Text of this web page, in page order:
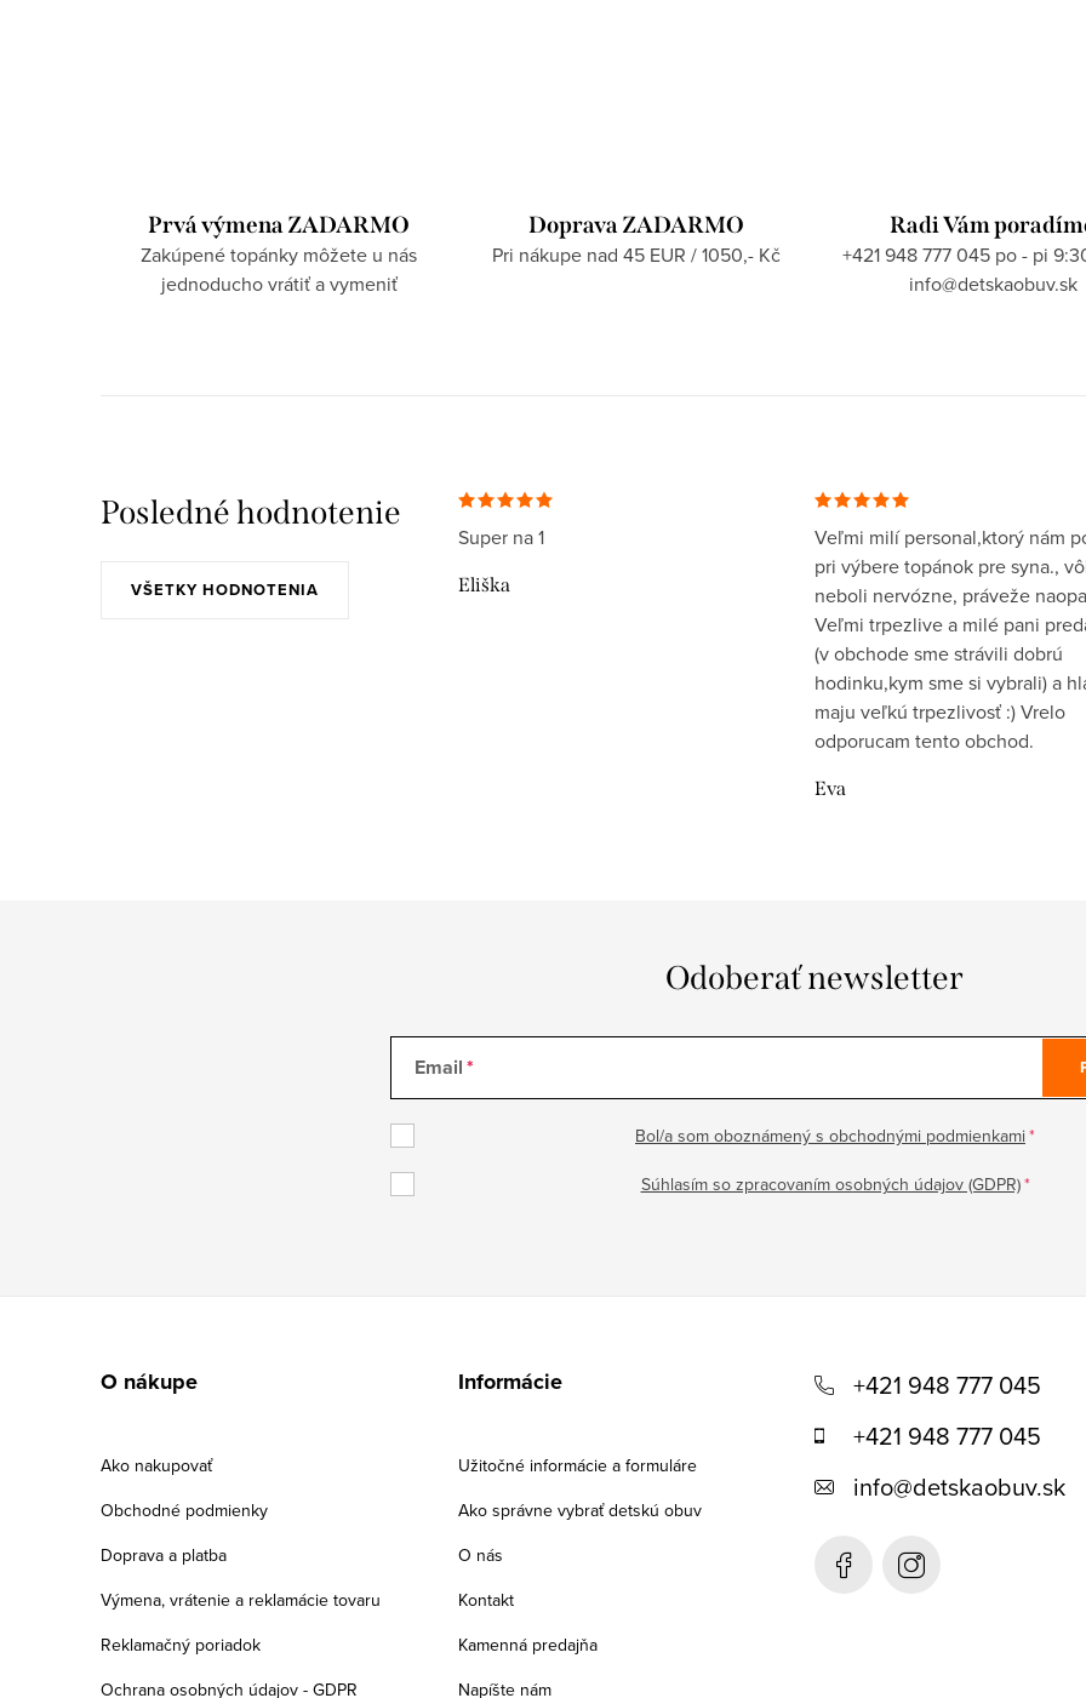
Prvá výmena ZADARMO
Zakúpené topánky môžete u nás
jednoducho vrátiť a vymeniť
Doprava ZADARMO
Pri nákupe nad 45 EUR / 1050,- Kč
Radi Vám
+421 948 777 045 po - pi
info@detskaobuv.sk
Posledné hodnotenie
VŠETKY HODNOTENIA
Super na 1
Eliška
Veľmi milí personal,ktorý nám
pri výbere topánok pre syna.,
neboli nervózne, práveže
Veľmi trpezlive a milé pani
(v obchode sme strávili dobrú
hodinku,kym sme si vybrali) a
maju veľkú trpezlivosť :) Vrelo
odporucam tento obchod.
Eva
Odoberať newsletter
Email
Bol/a som oboznámený s obchodnými podmienkami
Súhlasím so zpracovaním osobných údajov (GDPR)
O nákupe
Ako nakupovať
Obchodné podmienky
Doprava a platba
Výmena, vrátenie a reklamácie tovaru
Reklamačný poriadok
Ochrana osobných údajov - GDPR
Informácie
Užitočné informácie a formuláre
Ako správne vybrať detskú obuv
O nás
Kontakt
Kamenná predajňa
Napíšte nám
+421 948 777 045
+421 948 777 045
info@detskaobuv.sk